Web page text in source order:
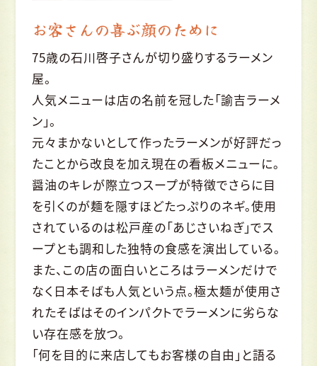
お客さんの喜ぶ顔のために
75歳の石川啓子さんが切り盛りするラーメン
屋。
人気メニューは店の名前を冠した「諭吉ラーメ
ン」。
元々まかないとして作ったラーメンが好評だっ
たことから改良を加え現在の看板メニューに。
醤油のキレが際立つスープが特徴でさらに目
を引くのが麺を隠すほどたっぷりのネギ。使用
されているのは松戸産の「あじさいねぎ」でス
ープとも調和した独特の食感を演出している。
また、この店の面白いところはラーメンだけで
なく日本そばも人気という点。極太麺が使用さ
れたそばはそのインパクトでラーメンに劣らな
い存在感を放つ。
「何を目的に来店してもお客様の自由」と語る